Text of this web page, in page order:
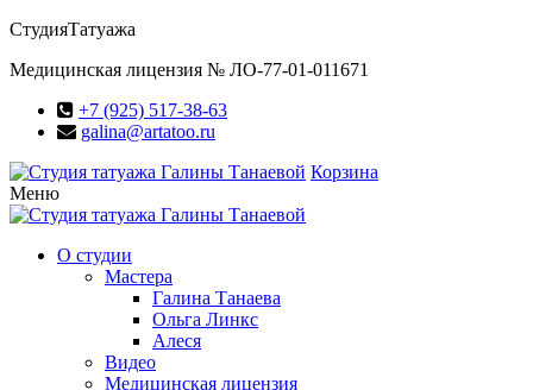
СтудияТатуажа
Медицинская лицензия № ЛО-77-01-011671
+7 (925) 517-38-63
galina@artatoo.ru
Корзина
Меню
О студии
Мастера
Галина Танаева
Ольга Линкс
Алеся
Видео
Медицинская лицензия